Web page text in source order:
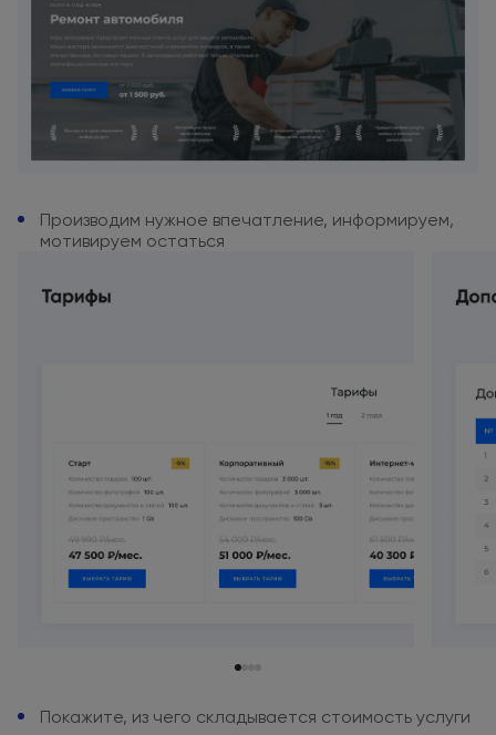
Производим нужное впечатление, информируем,
мотивируем остаться
Покажите, из чего складывается стоимость услуги